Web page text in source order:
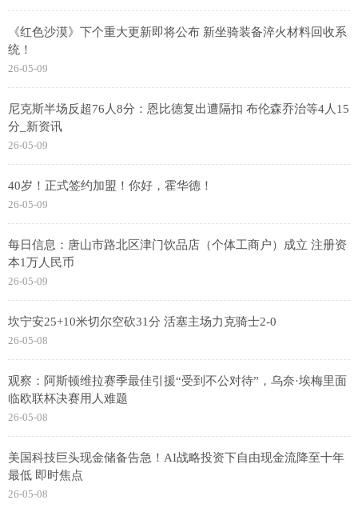
《红色沙漠》下个重大更新即将公布 新坐骑装备淬火材料回收系
统！
26-05-09
尼克斯半场反超76人8分：恩比德复出遭隔扣 布伦森乔治等4人15
分_新资讯
26-05-09
40岁！正式签约加盟！你好，霍华德！
26-05-09
每日信息：唐山市路北区津门饮品店（个体工商户）成立 注册资
本1万人民币
26-05-09
坎宁安25+10米切尔空砍31分 活塞主场力克骑士2-0
26-05-08
观察：阿斯顿维拉赛季最佳引援“受到不公对待”，乌奈·埃梅里面
临欧联杯决赛用人难题
26-05-08
美国科技巨头现金储备告急！AI战略投资下自由现金流降至十年
最低 即时焦点
26-05-08